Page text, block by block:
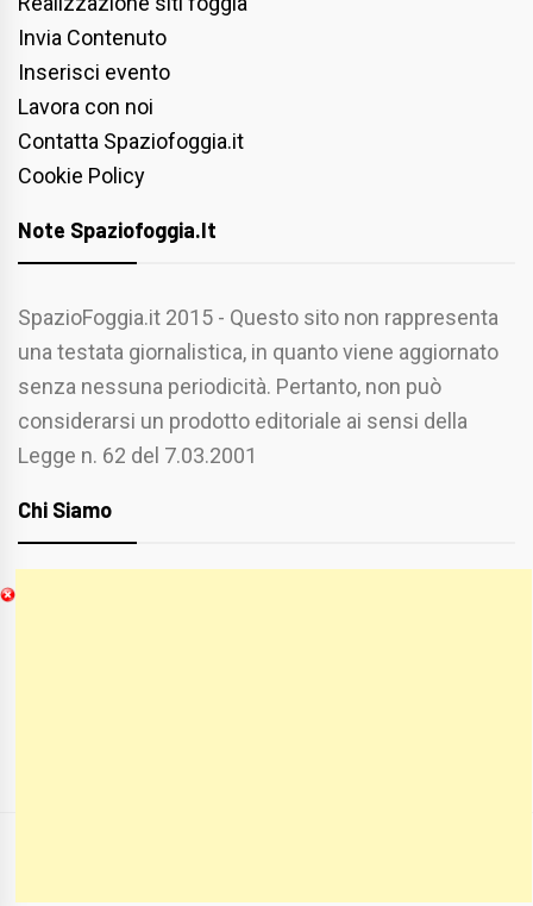
Invia Contenuto
Inserisci evento
Lavora con noi
Contatta Spaziofoggia.it
Cookie Policy
Note Spaziofoggia.it
SpazioFoggia.it 2015 - Questo sito non rappresenta
una testata giornalistica, in quanto viene aggiornato
senza nessuna periodicità. Pertanto, non può
considerarsi un prodotto editoriale ai sensi della
Legge n. 62 del 7.03.2001
Chi Siamo